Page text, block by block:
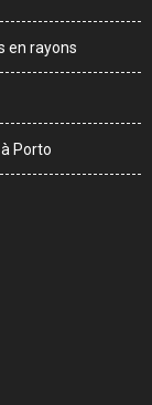
en rayons
Porto